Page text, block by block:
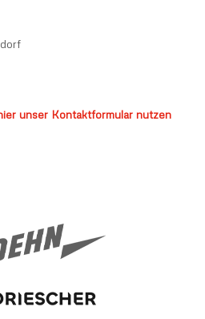
unser Kontaktformular nutzen